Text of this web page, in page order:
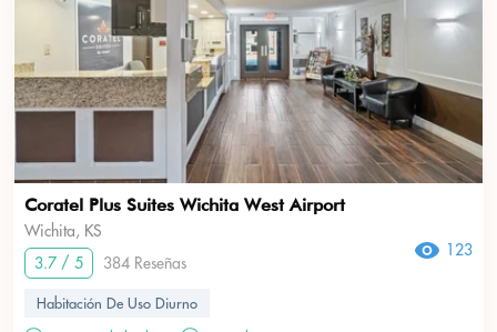
Coratel Plus Suites Wichita West Airport
Wichita, KS
3.7 / 5
384 Reseñas
123
Habitación De Uso Diurno